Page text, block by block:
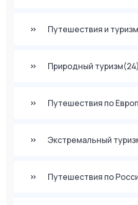
Путешествия и туризм
Природный туризм(24)
Путешествия по
Экстремальный
Путешествия по